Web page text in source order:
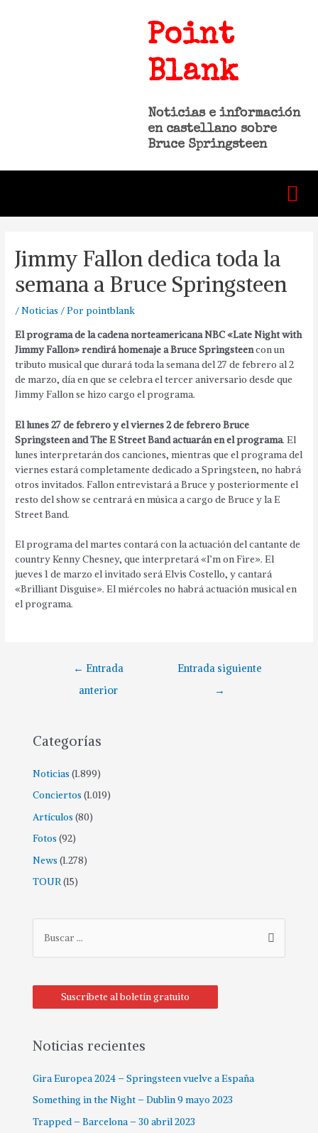
Point
Blank
Noticias e información
en castellano sobre
Bruce Springsteen
Jimmy Fallon dedica toda la
semana a Bruce Springsteen
/Noticias / Porpointblank
El programa de la cadena norteamericana NBC «Late Night with
Jimmy Fallon» rendirá homenaje a Bruce Springsteencon un
tributo musical que durará toda la semana del 27 de febrero al 2
de marzo, día en que se celebra el tercer aniversario desde que
Jimmy Fallon se hizo cargo el programa.
El lunes 27 de febrero y el viernes 2 de febrero Bruce
Springsteen and The E Street Band actuarán en el programa. El
lunes interpretarán dos canciones, mientras que el programa del
viernes estará completamente dedicado a Springsteen, no habrá
otros invitados. Fallon entrevistará a Bruce y posteriormente el
resto del show se centrará en música a cargo de Bruce y la E
Street Band.
El programa del martes contará con la actuación del cantante de
country Kenny Chesney, que interpretará «I’m on Fire». El
jueves 1 de marzo el invitado será Elvis Costello, y cantará
«Brilliant Disguise». El miércoles no habrá actuación musical en
el programa.
← Entrada
anterior
Entrada siguiente
→
Categorías
Noticias (1.899)
Conciertos (1.019)
Artículos (80)
Fotos (92)
News (1.278)
TOUR(15)
Suscríbete al boletín gratuito
Noticias recientes
Gira Europea 2024 – Springsteen vuelve a España
Something in the Night – Dublin 9 mayo 2023
Trapped – Barcelona – 30 abril 2023